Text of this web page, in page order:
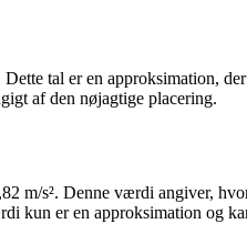
tal er en approksimation,
af den nøjagtige placering.
m/s². Denne værdi angiver,
kun er en approksimation og